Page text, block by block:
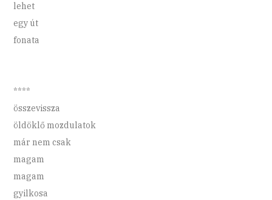
lehet
egy út
fonata
****
összevissza
öldöklő mozdulatok
már nem csak
magam
magam
gyilkosa